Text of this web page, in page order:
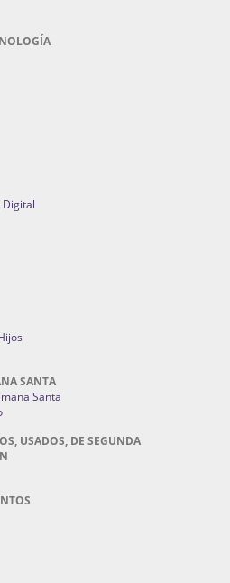
SANTA
Santa
USADOS, DE SEGUNDA